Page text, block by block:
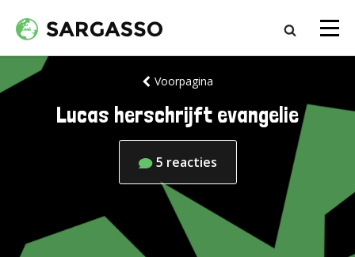
Voorpagina
Lucas herschrijft evangelie
5 reacties